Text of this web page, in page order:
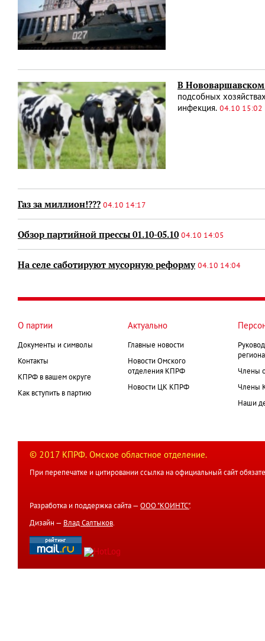
В
подсобных
инфекция. 04.10 15:02
Газ за миллион!??? 04.10 14:17
Обзор партийной прессы 01.10-05.10 04.10 14:05
На селе саботируют мусорную реформу 04.10 14:04
О партии
Документы и символы
Контакты
КПРФ в вашем округе
Как вступить в партию
Актуально
Главные новости
Новости Омского
отделения КПРФ
Новости ЦК КПРФ
Члены
Члены
Наши
© 2017 КПРФ. Омское областное отделение.
При перепечатке и цитировании ссылка на официальный сайт
Разработка и поддержка сайта — ООО "КОИНТС".
Дизайн — Влад Салтыков.